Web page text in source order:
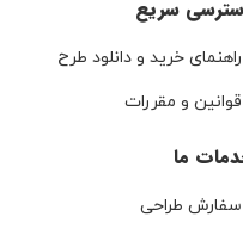
سریع
راهنمای خرید و دانلود طرح
قوانین و مقررات
ما
سفارش طراحی